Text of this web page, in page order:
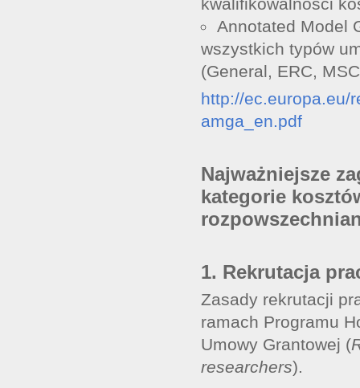
Annotated Model
wszystkich typów
(General, ERC,
http://ec.europa.eu/
amga_en.pdf
Najważniejsze
kategorie
1. Rekrutacja
Zasady rekrutacji
ramach Programu
Umowy Grantowej (
researchers).